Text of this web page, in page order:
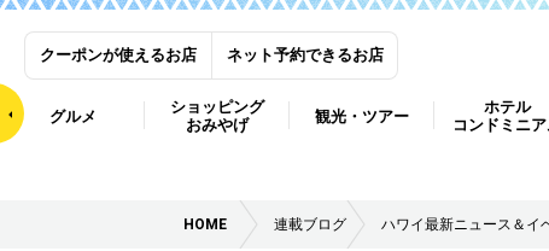
クーポンが使えるお店 ネット予約できるお店
グルメ
ショッピング
おみやげ
観光・ツアー
ホテル
コンドミニ
HOME 連載ブログ ハワイ最新ニュース＆イ